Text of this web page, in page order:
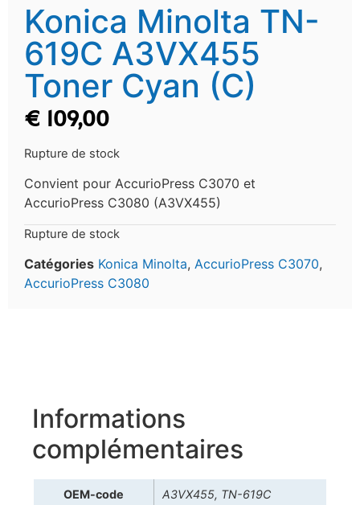
Konica Minolta TN-
619C A3VX455
Toner Cyan (C)
€ 109,00
Rupture de stock
Convient pour AccurioPress C3070 et
AccurioPress C3080 (A3VX455)
Rupture de stock
Catégories Konica Minolta, AccurioPress C3070,
AccurioPress C3080
Informations
complémentaires
OEM-code A3VX455, TN-619C